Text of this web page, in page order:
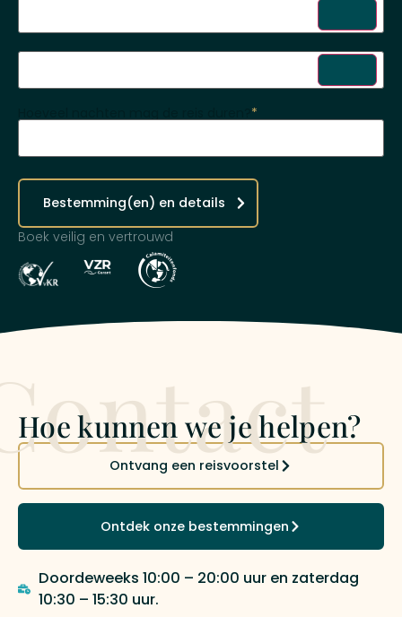
*
Bestemming(en) en details
Boek veilig en vertrouwd
Hoe kunnen we je helpen?
Ontvang een reisvoorstel
Ontdek onze bestemmingen
Doordeweeks 10:00 – 20:00 uur en zaterdag
10:30 – 15:30 uur.